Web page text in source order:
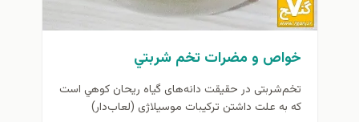
خواص و مضرات تخم شربتي
تخم‌شربتی در حقیقت دانه‌های گیاه ریحان كوهي است
که به علت داشتن ترکیبات موسیلاژی (لعاب‌دار)